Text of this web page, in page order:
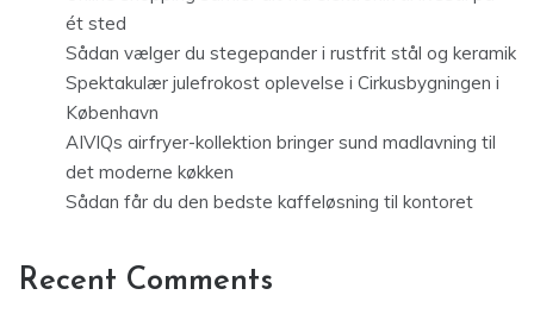
ét sted
Sådan vælger du stegepander i rustfrit stål og keramik
Spektakulær julefrokost oplevelse i Cirkusbygningen i
København
AIVIQs airfryer-kollektion bringer sund madlavning til
det moderne køkken
Sådan får du den bedste kaffeløsning til kontoret
Recent Comments